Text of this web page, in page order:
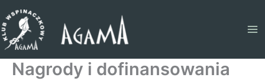
do
treści
Nagrody i dofinansowania